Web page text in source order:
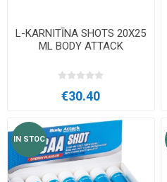
L-KARNITĪNA SHOTS 20X25
ML BODY ATTACK
€30.40
IN STOC